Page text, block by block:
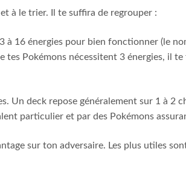
à le trier. Il te suffira de regrouper :
à 16 énergies pour bien fonctionner (le
Pokémons nécessitent 3 énergies, il
Un deck repose généralement sur 1 à 2
particulier et par des Pokémons
sur ton adversaire. Les plus utiles